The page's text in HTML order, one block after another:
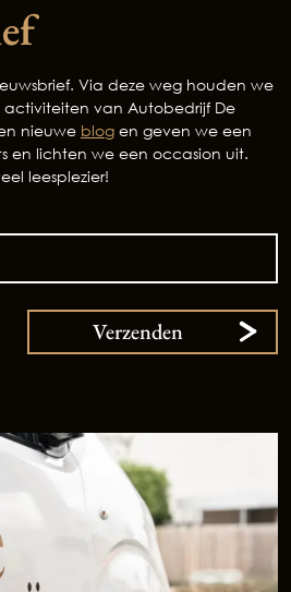
Via deze weg houden we
van Autobedrijf De
nieuwe blog en geven we een
en lichten we een occasion uit.
leesplezier!
Verzenden
9,1
vertellen